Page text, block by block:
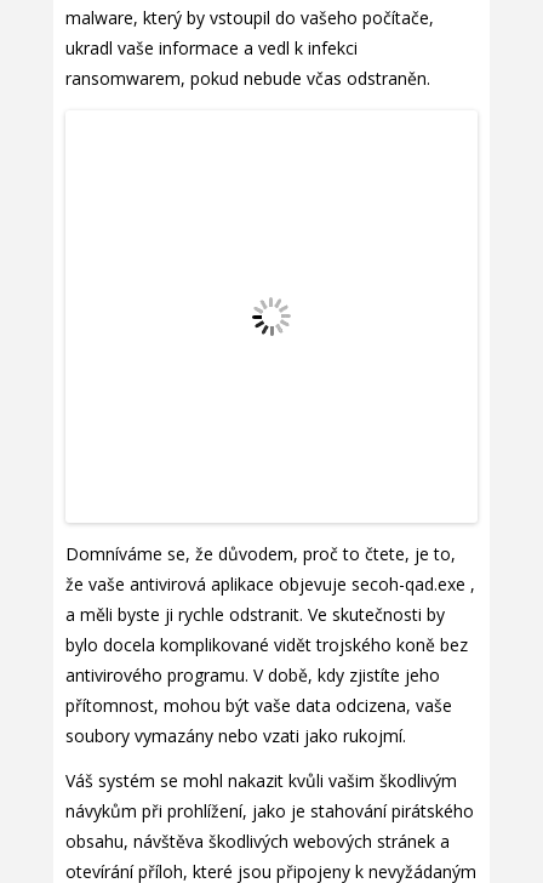
malware, který by vstoupil do vašeho počítače,
ukradl vaše informace a vedl k infekci
ransomwarem, pokud nebude včas odstraněn.
Domníváme se, že důvodem, proč to čtete, je to,
že vaše antivirová aplikace objevuje secoh-qad.exe ,
a měli byste ji rychle odstranit. Ve skutečnosti by
bylo docela komplikované vidět trojského koně bez
antivirového programu. V době, kdy zjistíte jeho
přítomnost, mohou být vaše data odcizena, vaše
soubory vymazány nebo vzati jako rukojmí.
Váš systém se mohl nakazit kvůli vašim škodlivým
návykům při prohlížení, jako je stahování pirátského
obsahu, návštěva škodlivých webových stránek a
otevírání příloh, které jsou připojeny k nevyžádaným